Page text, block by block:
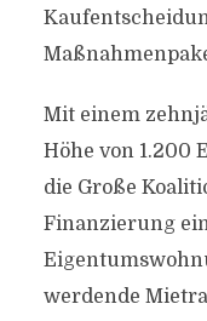
Mit einem
Höhe von 1.200
die Große
Finanzierung
werdende